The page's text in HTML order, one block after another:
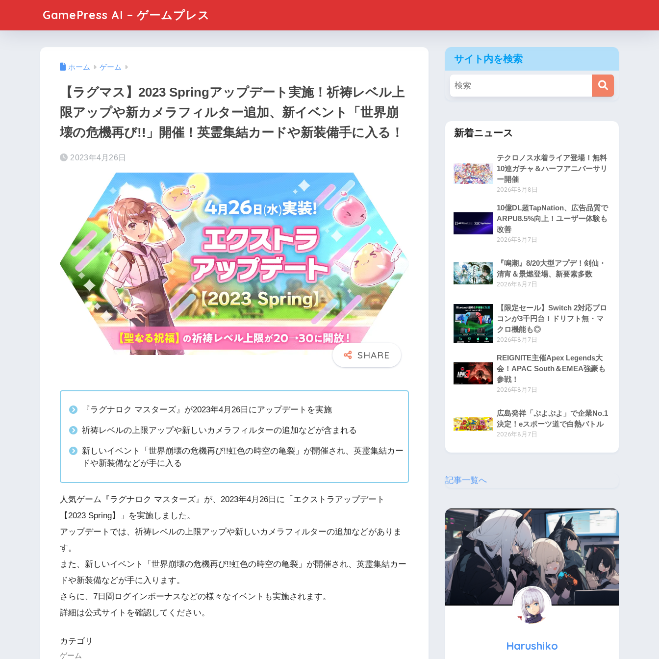
GamePress AI – ゲームプレス
ホーム ゲーム
【ラグマス】2023 Springアップデート実施！祈祷レベル上
限アップや新カメラフィルター追加、新イベント「世界崩
壊の危機再び!!」開催！英霊集結カードや新装備手に入る！
2023年4月26日
『ラグナロク マスターズ』が2023年4月26日にアップデートを実施
祈祷レベルの上限アップや新しいカメラフィルターの追加などが含まれる
新しいイベント「世界崩壊の危機再び!!虹色の時空の亀裂」が開催され、英霊集結カー
ドや新装備などが手に入る
人気ゲーム『ラグナロク マスターズ』が、2023年4月26日に「エクストラアップデート
【2023 Spring】」を実施しました。
アップデートでは、祈祷レベルの上限アップや新しいカメラフィルターの追加などがありま
す。
また、新しいイベント「世界崩壊の危機再び!!虹色の時空の亀裂」が開催され、英霊集結カー
ドや新装備などが手に入ります。
さらに、7日間ログインボーナスなどの様々なイベントも実施されます。
詳細は公式サイトを確認してください。
カテゴリ
ゲーム
サイト内を検索
新着ニュース
テクロノス水着ライア登場！無料
10連ガチャ＆ハーフアニバーサリ
ー開催
2026年8月8日
10億DL超TapNation、広告品質で
ARPU8.5%向上！ユーザー体験も
改善
2026年8月7日
『鳴潮』8/20大型アプデ！剣仙・
清宵＆景燃登場、新要素多数
2026年8月7日
【限定セール】Switch 2対応プロ
コンが3千円台！ドリフト無・マ
クロ機能も◎
2026年8月7日
REIGNITE主催Apex Legends大
会！APAC South＆EMEA強豪も
参戦！
2026年8月7日
広島発祥「ぷよぷよ」で企業No.1
決定！eスポーツ道で白熱バトル
2026年8月7日
記事一覧へ
Harushiko